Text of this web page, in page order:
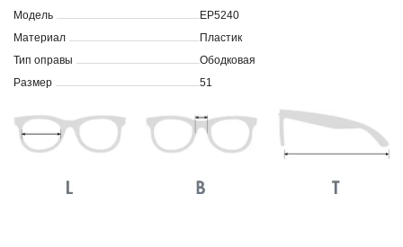
Модель
EP5240
Материал
Пластик
Тип оправы
Ободковая
Размер
51